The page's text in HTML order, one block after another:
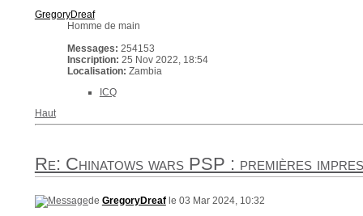
GregoryDreaf
Homme de main
Messages: 254153
Inscription: 25 Nov 2022, 18:54
Localisation: Zambia
ICQ
Haut
Re: Chinatows wars PSP : premières
de GregoryDreafle 03 Mar 2024, 10:32